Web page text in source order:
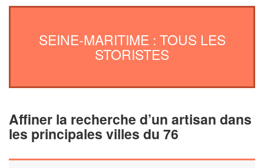
SEINE-MARITIME : TOUS LES
STORISTES
Affiner la recherche d’un artisan dans
les principales villes du 76